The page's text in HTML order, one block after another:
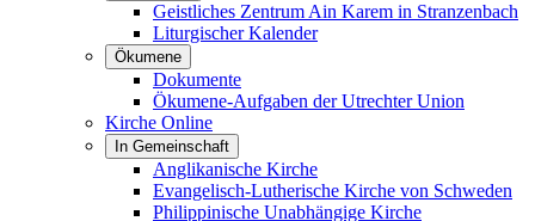
Geistliches Zentrum Ain Karem in Stranzenbach
Liturgischer Kalender
Ökumene
Dokumente
Ökumene-Aufgaben der Utrechter Union
Kirche Online
In Gemeinschaft
Anglikanische Kirche
Evangelisch-Lutherische Kirche von Schweden
Philippinische Unabhängige Kirche